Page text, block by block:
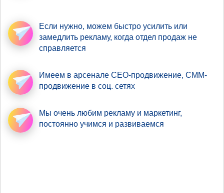
Если нужно, можем быстро усилить или
замедлить рекламу, когда отдел продаж не
справляется
Имеем в арсенале СЕО-продвижение, СММ-
продвижение в соц. сетях
Мы очень любим рекламу и маркетинг,
постоянно учимся и развиваемся